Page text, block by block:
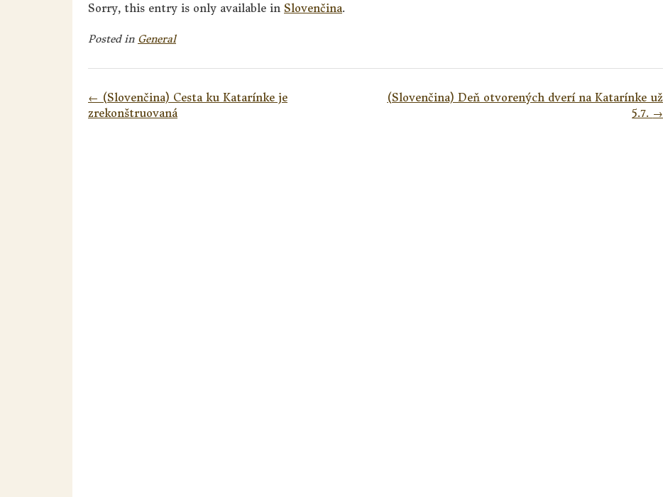
Sorry, this entry is only available in Slovenčina.
Posted in General
Post
navigation
(Slovenčina) Deň otvorených dverí na Katarínke už
5.7. →
← (Slovenčina) Cesta ku Katarínke je
zrekonštruovaná